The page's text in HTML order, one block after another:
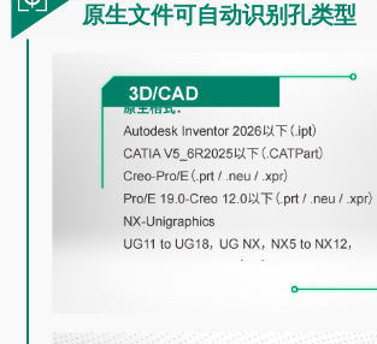
原生文件可自动识别孔类型